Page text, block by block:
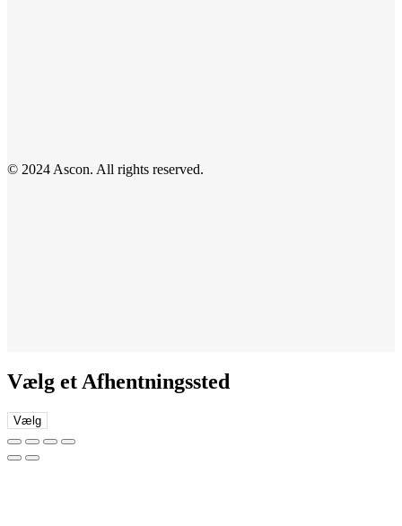
© 2024 Ascon. All rights reserved.
Vælg et Afhentningssted
Vælg